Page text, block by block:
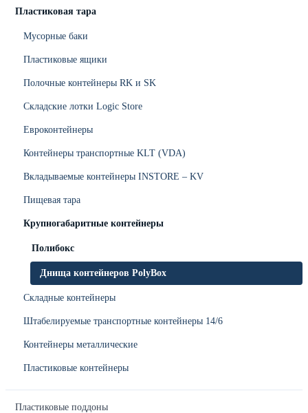
Пластиковая тара
Мусорные баки
Пластиковые ящики
Полочные контейнеры RK и SK
Складские лотки Logic Store
Евроконтейнеры
Контейнеры транспортные KLT (VDA)
Вкладываемые контейнеры INSTORE – KV
Пищевая тара
Крупногабаритные контейнеры
Полибокс
Днища контейнеров PolyBox
Складные контейнеры
Штабелируемые транспортные контейнеры 14/6
Контейнеры металлические
Пластиковые контейнеры
Пластиковые поддоны